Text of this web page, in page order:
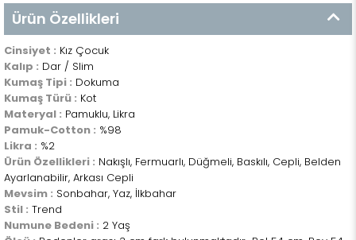
Ürün Özellikleri
Cinsiyet : Kız Çocuk
Kalıp : Dar / Slim
Kumaş Tipi : Dokuma
Kumaş Türü : Kot
Materyal : Pamuklu, Likra
Pamuk-Cotton : %98
Likra : %2
Ürün Özellikleri : Nakışlı, Fermuarlı, Düğmeli, Baskılı, Cepli, Belden
Ayarlanabilir, Arkası Cepli
Mevsim : Sonbahar, Yaz, İlkbahar
Stil : Trend
Numune Bedeni : 2 Yaş